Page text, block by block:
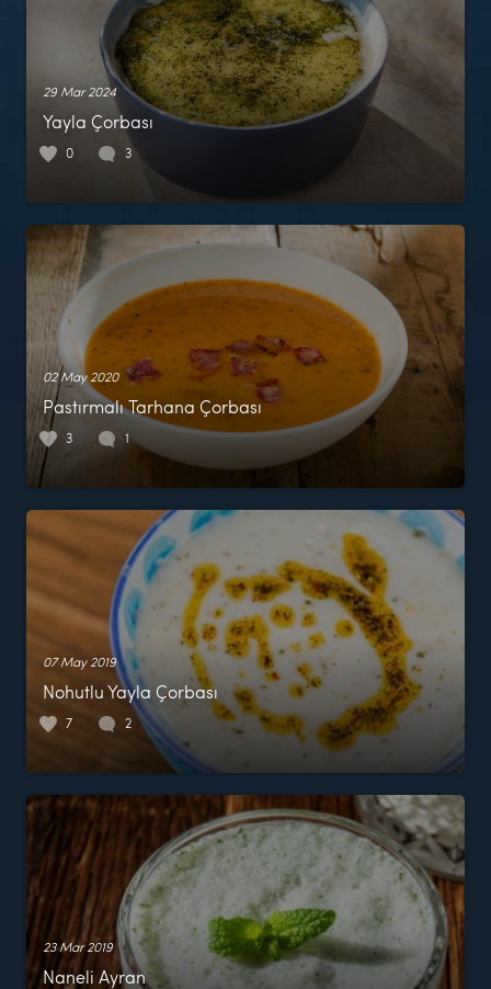
29 Mar 2024
Yayla Çorbası
0 3
02 May 2020
Pastırmalı Tarhana Çorbası
3 1
07 May 2019
Nohutlu Yayla Çorbası
7 2
23 Mar 2019
Naneli Ayran